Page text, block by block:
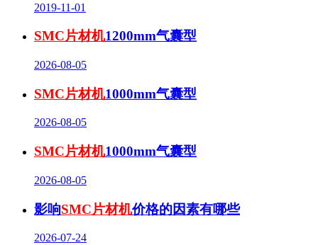
2019-11-01
SMC片材机1200mm气囊型
2026-08-05
SMC片材机1000mm气囊型
2026-08-05
SMC片材机1000mm气囊型
2026-08-05
影响SMC片材机价格的因素有哪些
2026-07-24